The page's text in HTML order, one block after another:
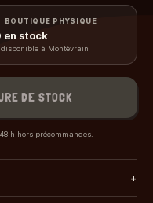
BOUTIQUE PHYSIQUE
en stock
à Montévrain
DE STOCK
h hors précommandes.
+